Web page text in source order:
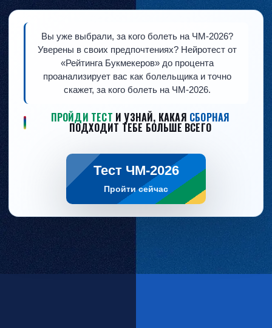
Вы уже выбрали, за кого болеть на ЧМ-2026?
Уверены в своих предпочтениях? Нейротест от
«Рейтинга Букмекеров» до процента
проанализирует вас как болельщика и точно
скажет, за кого болеть на ЧМ-2026.
ПРОЙДИ ТЕСТ И УЗНАЙ, КАКАЯ СБОРНАЯ
ПОДХОДИТ ТЕБЕ БОЛЬШЕ ВСЕГО
Тест ЧМ-2026
Пройти сейчас